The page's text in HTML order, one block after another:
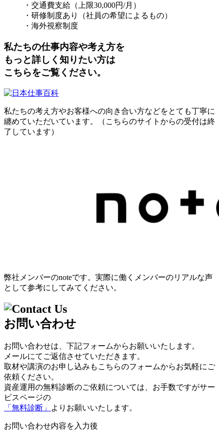
・交通費支給（上限30,000円/月）
・研修制度あり（社員の希望によるもの）
・海外視察制度
私たちの仕事内容や考え方を
もっと詳しく知りたい方は
こちらをご覧ください。
私たちの考え方やお客様への向き合い方などをとても丁寧に
纏めていただいています。（こちらのサイトからの受付は終
了しています）
弊社メンバーのnoteです。実際に働くメンバーのリアルな声
として参考にしてみてください。
お問い合わせ
お問い合わせは、下記フォームからお願いいたします。
メールにてご返信させていただきます。
取材や講演のお申し込みもこちらのフォームからお気軽にご
依頼ください。
資産運用の無料診断のご依頼については、お手数ですがサー
ビスページの
「無料診断」
よりお願いいたします。
お問い合わせ内容を入力後